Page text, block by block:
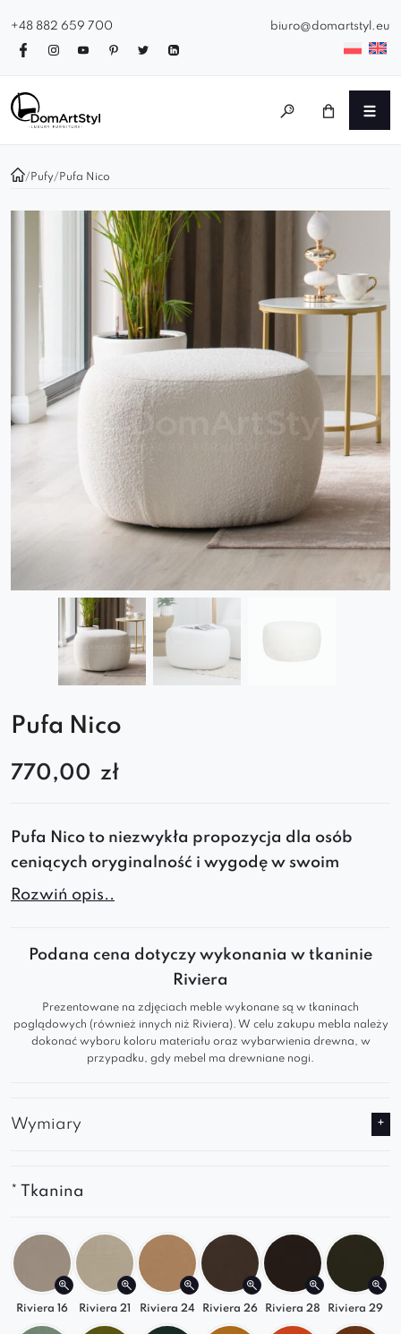
+48 882 659 700 biuro@domartstyl.eu
/ Pufy/ Pufa Nico
Pufa Nico
770,00 zł
Pufa Nico to niezwykła propozycja dla osób
ceniących oryginalność i wygodę w swoim
domu.Wykonana z wysokiej jakości tkaniny
klimat.
Tkanina jest bardzo przyjemna w dotyku
wpływa na komfort użytkowania.
Nieregularny okrągły kształtdodaje jeszcze
więcejurokui sprawia, że pufa jest nie tylko
Pufa Nico może służyć jako
Jejnowoczesny
jednak dzięki
oryginalnemu
kształtowi pufa
może również stanowić ciekawy akcent w
bardziej
klasycznych pomieszczeniach
Wnętrza, w których dominują nowoczesne
Rozwiń opis..
Podana cena dotyczy wykonania w tkaninie
Riviera
Prezentowane na zdjęciach meble wykonane są w tkaninach
poglądowych (również innych niż Riviera). W celu zakupu mebla należy
dokonać wyboru koloru materiału oraz wybarwienia drewna, w
przypadku, gdy mebel ma drewniane nogi.
Wymiary
* Tkanina
Riviera 16 Riviera 21 Riviera 24 Riviera 26 Riviera 28 Riviera 29